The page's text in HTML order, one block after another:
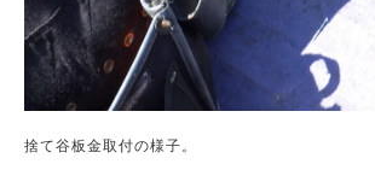
捨て谷板金取付の様子。